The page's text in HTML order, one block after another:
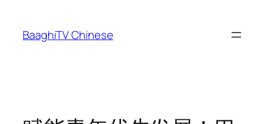
content
BaaghiTV Chinese